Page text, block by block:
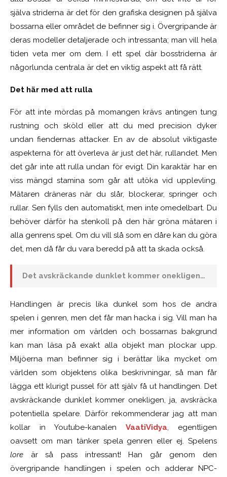
själva striderna är det för den grafiska designen på själva
bossarna eller området de befinner sig i. Övergripande är
deras modeller detaljerade och intressanta; man vill hela
tiden veta mer om dem. I ett spel där bosstriderna är
någorlunda centrala är det en viktig aspekt att få rätt.
Det här med att rulla
För att inte mördas på momangen krävs antingen tung
rustning och sköld eller att du med precision dyker
undan fiendernas attacker. En av de absolut viktigaste
aspekterna för att överleva är just det här, rullandet. Men
det går inte att rulla undan för evigt. Din karaktär har en
viss mängd stamina som går att utöka vid upplevling.
Mätaren dräneras när du slår, blockerar, springer och
rullar. Sen fylls den automatiskt, men inte omedelbart. Du
behöver därför ha stenkoll på den här gröna mätaren i
alla genrens spel. Om du vill slå som en dåre kan du göra
det, men då får du vara beredd på att ta skada också.
Det avskräckande dunklet kommer onekligen…
Handlingen är precis lika dunkel som hos de andra
spelen i genren, men det får man hacka i sig. Vill man ha
mer information om världen och bossarnas bakgrund
kan man läsa på exakt alla objekt man plockar upp.
Miljöerna man befinner sig i berättar lika mycket om
världen som objektens olika beskrivningar, så man får
lägga ett klurigt pussel för att själv få ut handlingen. Det
avskräckande dunklet kommer onekligen, ja, avskräcka
potentiella spelare. Därför rekommenderar jag att man
kollar in Youtube-kanalen VaatiVidya, egentligen
oavsett om man tänker spela genren eller ej. Spelens
lore är så pass intressant! Han går genom den
övergripande handlingen i spelen och adderar NPC-